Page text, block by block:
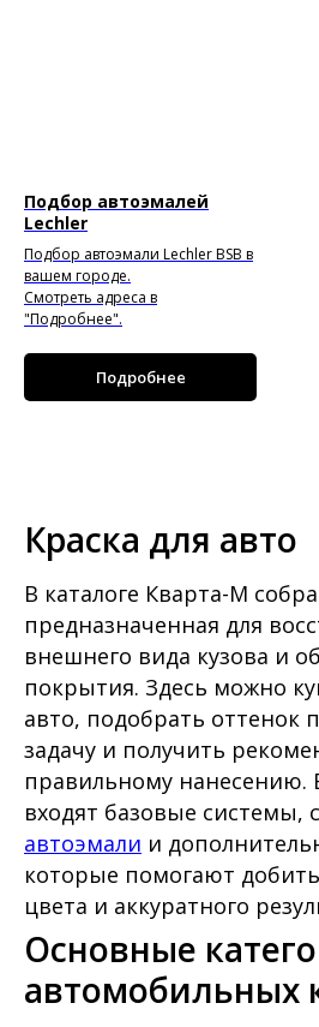
Подбор автоэмалей
Lechler
Подбор автоэмали Lechler BSB в
вашем городе.
Смотреть адреса в
"Подробнее".
Подробнее
Краска для авто
В каталоге Кварта-М
предназначенная для
внешнего вида кузова и
покрытия. Здесь можно
авто, подобрать оттенок
задачу и получить
правильному нанесению.
входят базовые системы,
автоэмали и
которые помогают
цвета и аккуратного
Основные
автомобильных